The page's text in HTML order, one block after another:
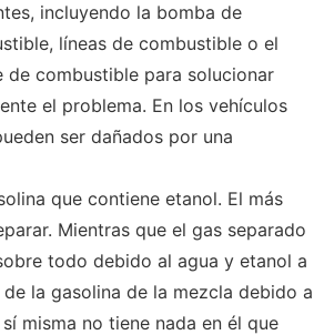
incluyendo la bomba de
líneas de combustible o el
de combustible para solucionar
el problema. En los vehículos
ser dañados por una
que contiene etanol. El más
Mientras que el gas separado
todo debido al agua y etanol a
la gasolina de la mezcla debido a
misma no tiene nada en él que